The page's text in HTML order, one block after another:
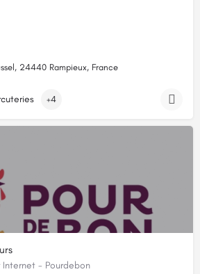
24440 Rampieux, France
+4
- Pourdebon